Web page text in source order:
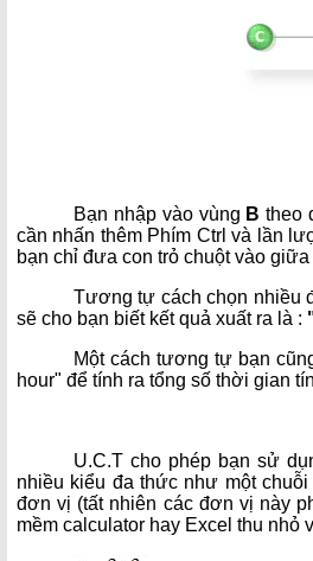
Bạn nhập vào vùng B theo
cần nhấn thêm Phím Ctrl và lần
bạn chỉ đưa con trỏ chuột vào
Tương tự cách chọn nhiều
sẽ cho bạn biết kết quả xuất ra là :
Một cách tương tự bạn
hour" để tính ra tổng số thời gian
U.C.T cho phép bạn sử
nhiều kiểu đa thức như một
đơn vị (tất nhiên các đơn vị này
mềm calculator hay Excel thu